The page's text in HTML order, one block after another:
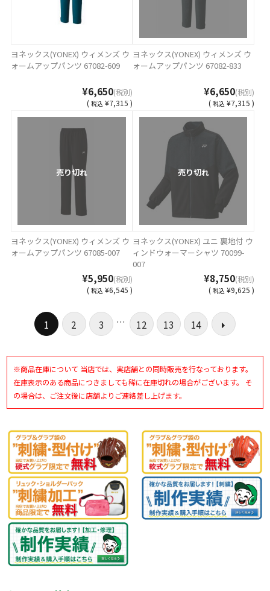
ヨネックス(YONEX) ウィメンズ ウ
ォームアップパンツ 67082-609
¥6,650(税別)
( 税込 ¥7,315 )
ヨネックス(YONEX) ウィメンズ ウ
ォームアップパンツ 67082-833
¥6,650(税別)
( 税込 ¥7,315 )
売り切れ
ヨネックス(YONEX) ウィメンズ ウ
ォームアップパンツ 67085-007
¥5,950(税別)
( 税込 ¥6,545 )
売り切れ
ヨネックス(YONEX) ユニ 裏地付 ウ
ィンドウォーマーシャツ 70099-
007
¥8,750(税別)
( 税込 ¥9,625 )
1 2 3 … 12 13 14
※商品在庫について 当店では、実店舗との同時販売を行なっております。
在庫表示のある商品につきましても稀に在庫切れの場合がございます。 そ
の場合は、ご注文後に店舗よりご連絡差し上げます。